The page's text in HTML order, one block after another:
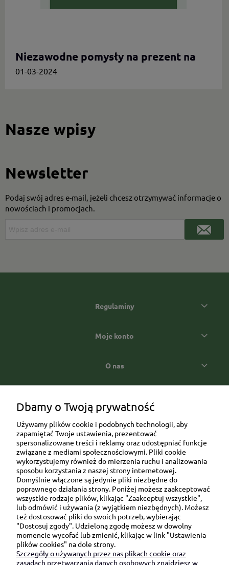
Niezawodne pomysły na prezent na
Dzień Kobiet.
01-03-2024
Nasze wpisy
Newsletter
Podaj swój adres e-mail, jeżeli chcesz otrzymywać informacje o
nowościach i promocjach.
Regulaminy
Moje konto
O nas
Ul. Brukowa 6/8 lok. 57/58
91-341 Łódź
NIP: 6751510615
SKONTAKTUJ SIĘ Z NAMI:
sklep@be-happygifts.com
Dbamy o Twoją prywatność
Używamy plików cookie i podobnych technologii, aby
zapamiętać Twoje ustawienia, prezentować
spersonalizowane treści i reklamy oraz udostępniać funkcje
związane z mediami społecznościowymi. Pliki cookie
wykorzystujemy również do mierzenia ruchu i analizowania
sposobu korzystania z naszej strony internetowej.
Domyślnie włączone są jedynie pliki niezbędne do
poprawnego działania strony. Poniżej możesz zaakceptować
wszystkie rodzaje plików, klikając "Zaakceptuj wszystkie",
lub odmówić i używania (z wyjątkiem niezbędnych). Możesz
też dostosować pliki do swoich potrzeb, wybierając
"Dostosuj zgody". Udzieloną zgodę możesz w dowolny
momencie wycofać lub zmienić, klikając w link "Ustawienia
plików cookies" na dole strony.
Szczegóły o używanych przez nas plikach cookie oraz
zasadach przetwarzania danych osobowych znajdziesz w